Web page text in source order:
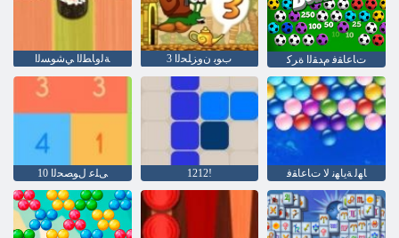
ﺔﻟﻭﺎﻄﻟﺍ ﻲﺷﻮﺴﻟﺍ 3 ﺏﻮﺑ ﻥﻭﺰﻠﺤﻟﺍ ﺕﺎﻋﺎﻘﻓ ﻡﺪﻘﻟﺍ ﺓﺮﻛ
10 ﻰﻠﻋ ﻝﻮﺼﺤﻟﺍ 1212! ﺎﻬﻟ ﺔﻳﺎﻬﻧ ﻻ ﺕﺎﻋﺎﻘﻓ